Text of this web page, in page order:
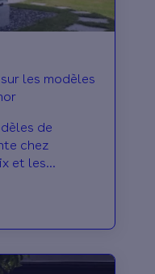
les modèles
de
chez
et les